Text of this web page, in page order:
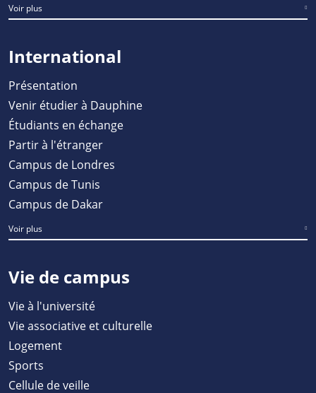
Voir plus
International
Présentation
Venir étudier à Dauphine
Étudiants en échange
Partir à l'étranger
Campus de Londres
Campus de Tunis
Campus de Dakar
Voir plus
Vie de campus
Vie à l'université
Vie associative et culturelle
Logement
Sports
Cellule de veille